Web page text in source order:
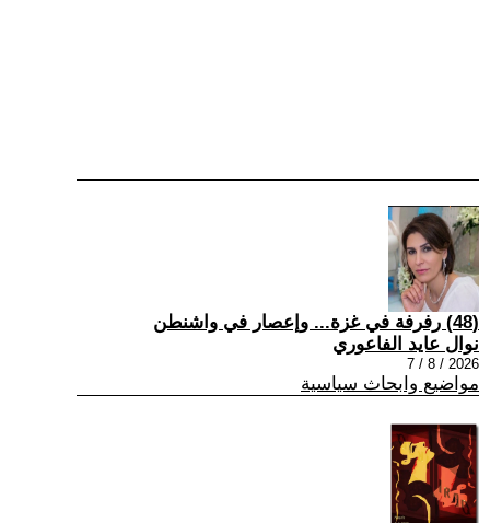
(48) رفرفة في غزة... وإعصار في واشنطن
نوال عايد الفاعوري
2026 / 8 / 7
مواضيع وابحاث سياسية